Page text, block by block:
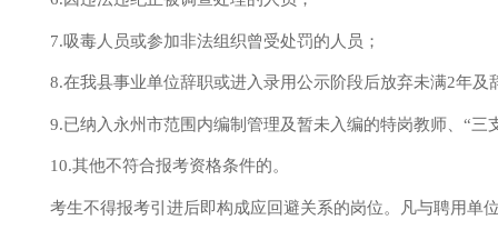
7.吸毒人员或参加非法组织曾受处罚的 人员 ；
8.在我县事业单位辞职或进入录用公示阶段后放弃未满2年及
9.已纳入永州市范围内编制管理及暂未入编的特岗教师、“三
10.其他不符合报考资格条件的。
考生不得报考引进后即构成应回避关系的岗位。凡与聘用单